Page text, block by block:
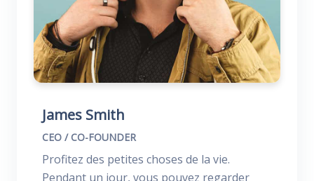
James Smith
CEO / CO-FOUNDER
Profitez des petites choses de la vie.
Pendant un jour, vous pouvez regarder